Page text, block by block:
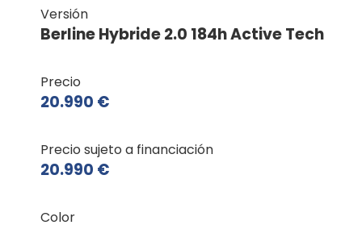
Versión
Berline Hybride 2.0 184h Active Tech
Precio
20.990 €
Precio sujeto a financiación
20.990 €
Color